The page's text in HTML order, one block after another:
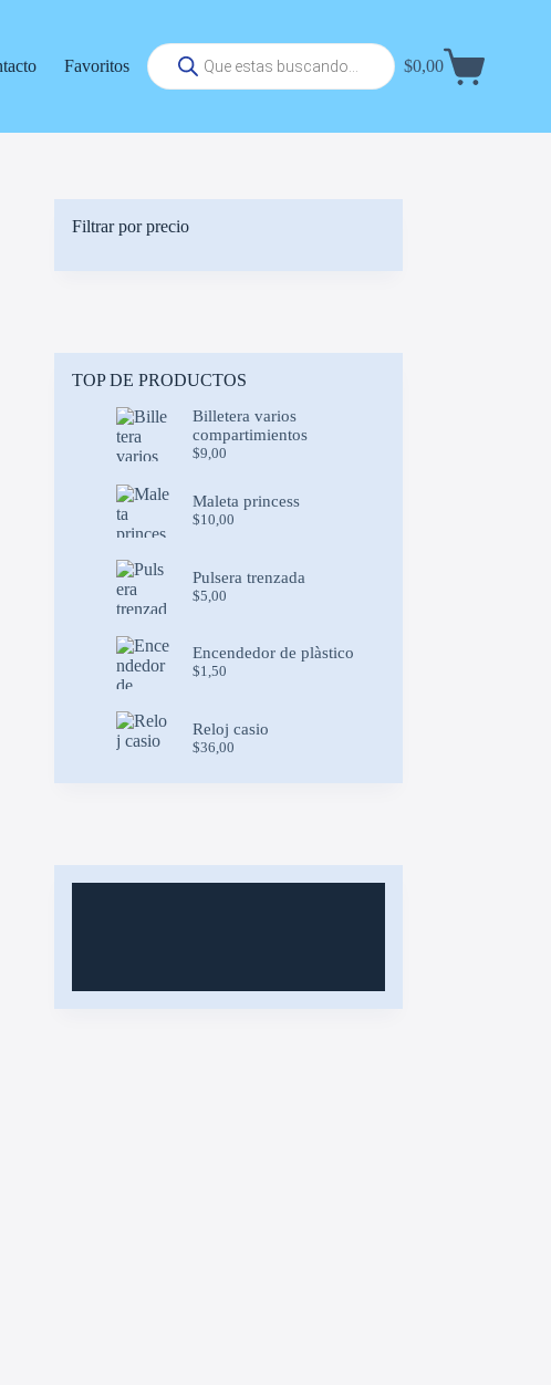
Favoritos
Búsqueda
de
productos
Carrito
$0,00
Filtrar por precio
TOP DE PRODUCTOS
Billetera varios
compartimientos
$9,00
Maleta princess
$10,00
Pulsera trenzada
$5,00
Encendedor de plàstico
$1,50
Reloj casio
$36,00